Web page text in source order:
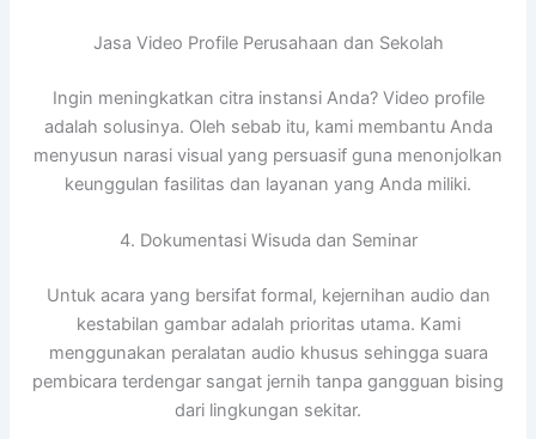
Jasa Video Profile Perusahaan dan Sekolah
Ingin meningkatkan citra instansi Anda? Video profile
adalah solusinya. Oleh sebab itu, kami membantu Anda
menyusun narasi visual yang persuasif guna menonjolkan
keunggulan fasilitas dan layanan yang Anda miliki.
4. Dokumentasi Wisuda dan Seminar
Untuk acara yang bersifat formal, kejernihan audio dan
kestabilan gambar adalah prioritas utama. Kami
menggunakan peralatan audio khusus sehingga suara
pembicara terdengar sangat jernih tanpa gangguan bising
dari lingkungan sekitar.